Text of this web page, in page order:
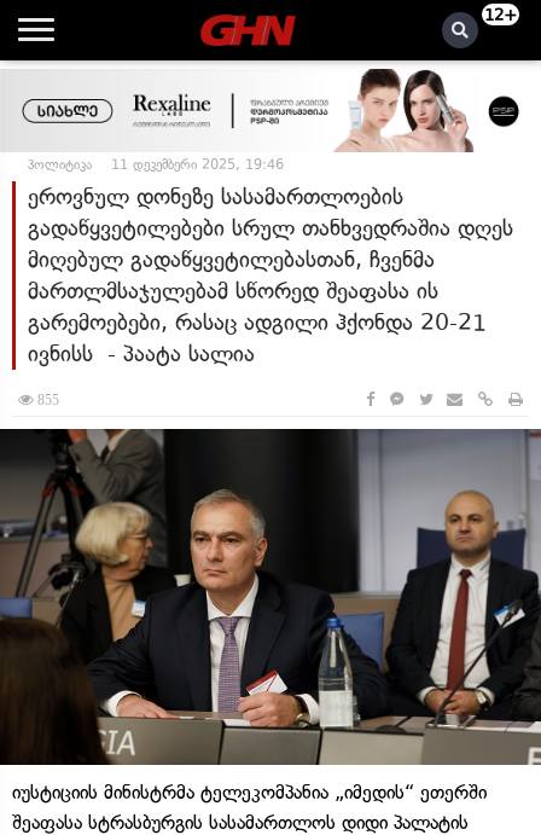
12+
პოლიტიკა 11 დეკემბერი 2025, 19:46
ეროვნულ დონეზე სასამართლოების
გადაწყვეტილებები სრულ თანხვედრაშია დღეს
მიღებულ გადაწყვეტილებასთან, ჩვენმა
მართლმსაჯულებამ სწორედ შეაფასა ის
გარემოებები, რასაც ადგილი ჰქონდა 20-21
ივნისს - პაატა სალია
855
იუსტიციის მინისტრმა ტელეკომპანია „იმედის“ ეთერში
შეაფასა სტრასბურგის სასამართლოს დიდი პალატის